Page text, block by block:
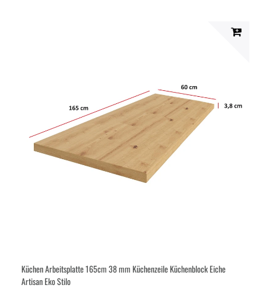
Küchen Arbeitsplatte 165cm 38 mm Küchenzeile Küchenblock Eiche
Artisan Eko Stilo